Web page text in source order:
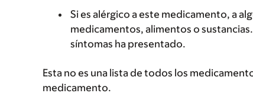
Si es alérgico a este medicamento, a
medicamentos, alimentos o
síntomas ha presentado.
Esta no es una lista de todos los
medicamento.